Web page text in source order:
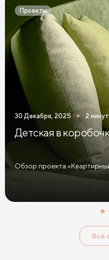
Простыни на высокие
Проекты
30 Декабря, 2025 2
Детская в
Обзор проекта
Все